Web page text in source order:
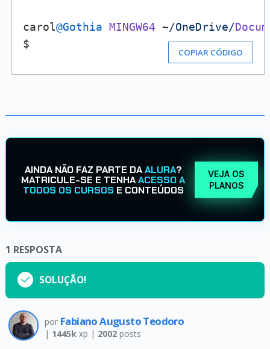
carol@Gothia MINGW64 ~/OneDrive/
$
COPIAR CÓDIGO
AINDA NÃO FAZ PARTE DAALURA?
MATRICULE-SE E TENHAACESSO A
TODOS OS CURSOS E CONTEÚDOS
VEJA OS
PLANOS
1 RESPOSTA
SOLUÇÃO!
por Fabiano Augusto Teodoro
| 1445kxp | 2002posts